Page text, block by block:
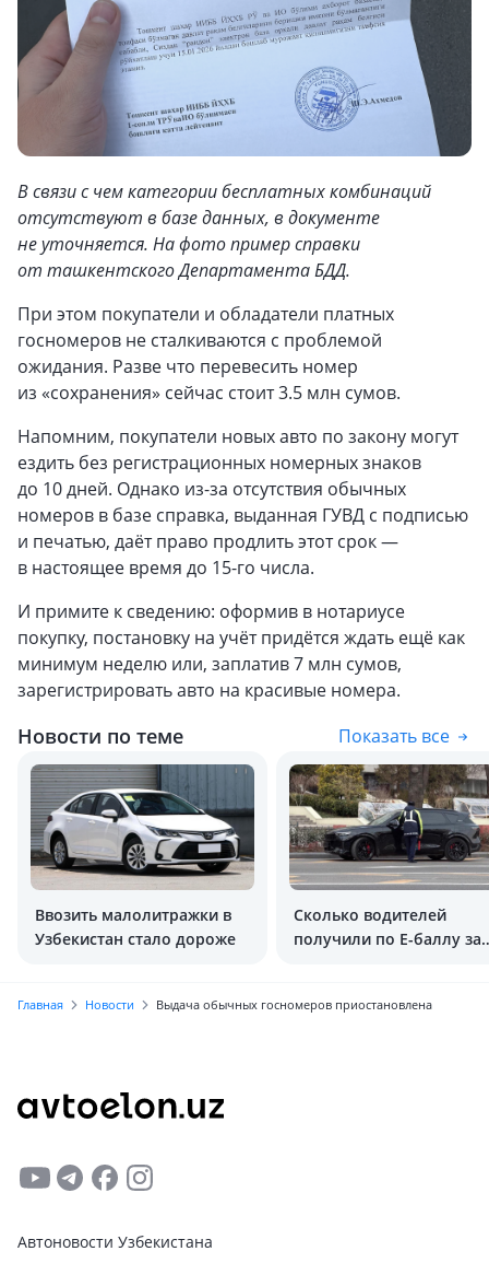
В связи с чем категории бесплатных комбинаций
отсутствуют в базе данных, в документе
не уточняется. На фото пример справки
от ташкентского Департамента БДД.
При этом покупатели и обладатели платных
госномеров не сталкиваются с проблемой
ожидания. Разве что перевесить номер
из «сохранения» сейчас стоит 3.5 млн сумов.
Напомним, покупатели новых авто по закону могут
ездить без регистрационных номерных знаков
до 10 дней. Однако из-за отсутствия обычных
номеров в базе справка, выданная ГУВД с подписью
и печатью, даёт право продлить этот срок —
в настоящее время до 15-го числа.
И примите к сведению: оформив в нотариусе
покупку, постановку на учёт придётся ждать ещё как
минимум неделю или, заплатив 7 млн сумов,
зарегистрировать авто на красивые номера.
Новости по теме Показать все
Ввозить малолитражки в
Узбекистан стало дороже
Сколько водителей
получили по E-баллу за
Главная Новости Выдача обычных госномеров приостановлена
Автоновости Узбекистана